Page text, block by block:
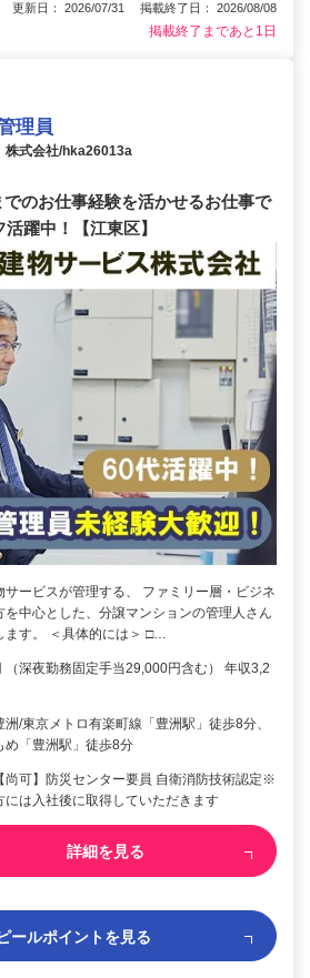
更新日： 2026/07/31 掲載終了日： 2026/08/08
掲載終了まであと1日
理員
式会社/hka26013a
のお仕事経験を活かせるお仕事で
躍中！【江東区】
サービスが管理する、 ファミリー層・ビジネ
を中心とした、分譲マンションの管理人さん
ます。 ＜具体的には＞ □…
（深夜勤務固定手当29,000円含む） 年収3,2
/東京メトロ有楽町線「豊洲駅」徒歩8分、
め「豊洲駅」徒歩8分
尚可】防災センター要員 自衛消防技術認定※
には入社後に取得していただきます
詳細を見る
ールポイントを見る